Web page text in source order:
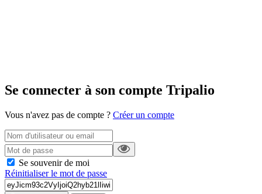
Se connecter à son compte Tripalio
Vous n'avez pas de compte ? Créer un compte
Se souvenir de moi
Réinitialiser le mot de passe